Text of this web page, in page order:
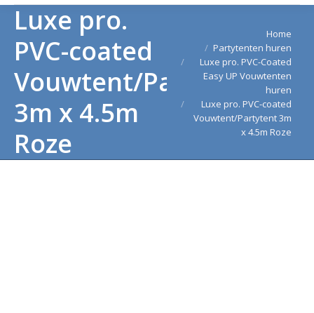
Luxe pro.
PVC-coated
Vouwtent/Partytent
3m x 4.5m
Roze
Home
Partytenten huren
Luxe pro. PVC-Coated
Easy UP Vouwtenten
huren
Luxe pro. PVC-coated
Vouwtent/Partytent 3m
x 4.5m Roze